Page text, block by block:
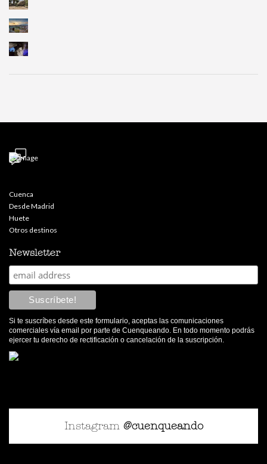
Cuenca
Desde Madrid
Huete
Otros destinos
Newsletter
Si te suscríbes desde este formulario, aceptas las comunicaciones
comerciales vía email por parte de Cuenqueando. En todo momento podrás
ejercer tu derecho de rectificación o cancelación de la suscripción.
Instagram @cuenqueando